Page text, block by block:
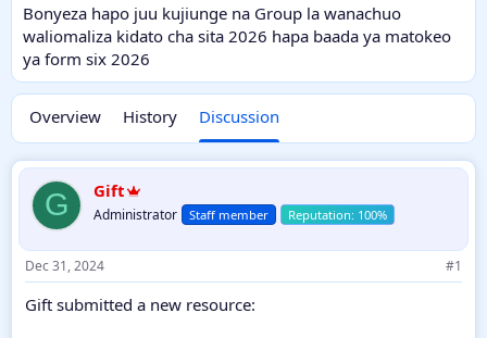
Bonyeza hapo juu kujiunge na Group la wanachuo
waliomaliza kidato cha sita 2026 hapa baada ya matokeo
ya form six 2026
Overview History Discussion
G Gift
Administrator Staff member
Dec 31, 2024 #1
Gift submitted a new resource: